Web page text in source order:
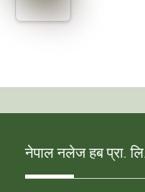
नेपाल नलेज हब प्रा. लि.